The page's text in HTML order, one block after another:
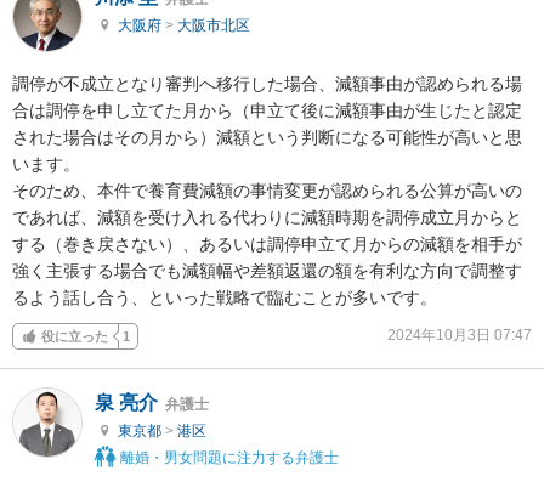
大阪府 > 大阪市北区
調停が不成立となり審判へ移行した場合、減額事由が認められる場
合は調停を申し立てた月から（申立て後に減額事由が生じたと認定
された場合はその月から）減額という判断になる可能性が高いと思
います。
そのため、本件で養育費減額の事情変更が認められる公算が高いの
であれば、減額を受け入れる代わりに減額時期を調停成立月からと
する（巻き戻さない）、あるいは調停申立て月からの減額を相手が
強く主張する場合でも減額幅や差額返還の額を有利な方向で調整す
るよう話し合う、といった戦略で臨むことが多いです。
役に立った 1 2024年10月3日 07:47
泉 亮介 弁護士
東京都 > 港区
離婚・男女問題に注力する弁護士